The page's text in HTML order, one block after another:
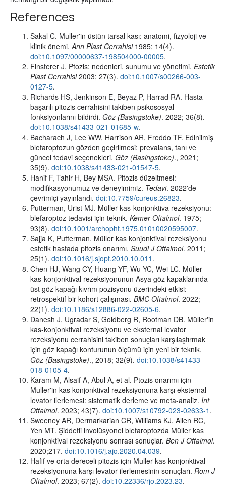
References
Sakal C. Muller'in üstün tarsal kası: anatomi, fizyoloji ve
klinik önemi.Ann Plast Cerrahisi1985; 14(4).
doi:10.1097/00000637-198504000-00005.
Finsterer J. Ptozis: nedenleri, sunumu ve yönetimi. Estetik
Plast Cerrahisi2003; 27(3). doi:10.1007/s00266-003-
0127-5.
Richards HS, Jenkinson E, Beyaz P, Harrad RA. Hasta
başarılı pitozis cerrahisini takiben psikososyal
fonksiyonlarını bildirdi. Göz (Basingstoke). 2022; 36(8).
doi:10.1038/s41433-021-01685-w.
Bacharach J, Lee WW, Harrison AR, Freddo TF. Edinilmiş
blefaroptozun gözden geçirilmesi: prevalans, tanı ve
güncel tedavi seçenekleri. Göz (Basingstoke)., 2021;
35(9). doi:10.1038/s41433-021-01547-5.
Hanif F, Tahir H, Bey MSA. Pitozis düzeltmesi:
modifikasyonumuz ve deneyimimiz. Tedavi. 2022'de
çevrimiçi yayınlandı. doi:10.7759/cureus.26823.
Putterman, Urist MJ. Müller kas-konjonktiva rezeksiyonu:
blefaroptoz tedavisi için teknik. Kemer Oftalmol. 1975;
93(8). doi:10.1001/archopht.1975.01010020595007.
Sajja K, Putterman. Müller kas konjonktival rezeksiyonu
estetik hastada pitozis onarımı. Suudi J Oftalmol. 2011;
25(1). doi:10.1016/j.sjopt.2010.10.011 .
Chen HJ, Wang CY, Huang YF, Wu YC, Wei LC. Müller
kas-konjonktival rezeksiyonunun Asya göz kapaklarında
üst göz kapağı kıvrım pozisyonu üzerindeki etkisi:
retrospektif bir kohort çalışması. BMC Oftalmol. 2022;
22(1). doi:10.1186/s12886-022-02605-6.
Danesh J, Ugradar S, Goldberg R, Rootman DB. Müller'in
kas-konjonktival rezeksiyonu ve eksternal levator
rezeksiyonu cerrahisini takiben sonuçları karşılaştırmak
için göz kapağı konturunun ölçümü için yeni bir teknik.
Göz (Basingstoke)., 2018; 32(9). doi:10.1038/s41433-
018-0105-4.
Karam M, Alsaif A, Abul A, et al. Ptozis onarımı için
Muller'in kas konjonktival rezeksiyonuna karşı eksternal
levator ilerlemesi: sistematik derleme ve meta-analiz. Int
Oftalmol. 2023; 43(7). doi:10.1007/s10792-023-02633-1 .
Sweeney AR, Dermarkarian CR, Williams KJ, Allen RC,
Yen MT. Şiddetli involüsyonel blefaroptozda Müller kas
konjonktival rezeksiyonu sonrası sonuçlar. Ben J Oftalmol.
2020;217. doi:10.1016/j.ajo.2020.04.039.
Hafif ve orta dereceli pitozis için Muller kas konjonktival
rezeksiyonuna karşı levator ilerlemesinin sonuçları. Rom J
Oftalmol. 2023; 67(2). doi:10.22336/rjo.2023.23.